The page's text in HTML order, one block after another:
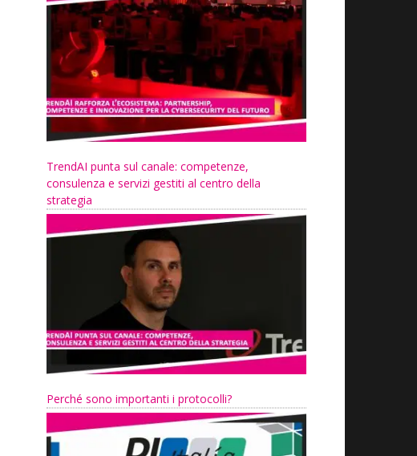
TrendAI punta sul canale: competenze,
consulenza e servizi gestiti al centro della
strategia
Perché sono importanti i protocolli?